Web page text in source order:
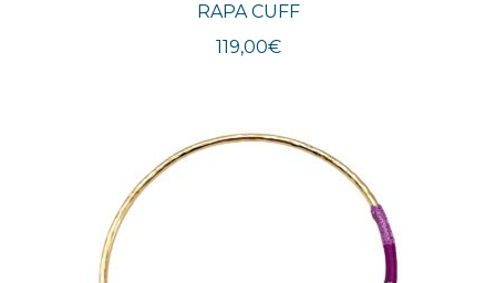
RAPA CUFF
119,00€